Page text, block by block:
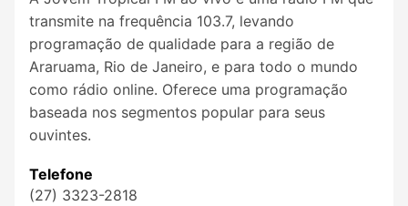
transmite na frequência 103.7, levando
programação de qualidade para a região de
Araruama, Rio de Janeiro, e para todo o mundo
como rádio online. Oferece uma programação
baseada nos segmentos popular para seus
ouvintes.
Telefone
(27) 3323-2818